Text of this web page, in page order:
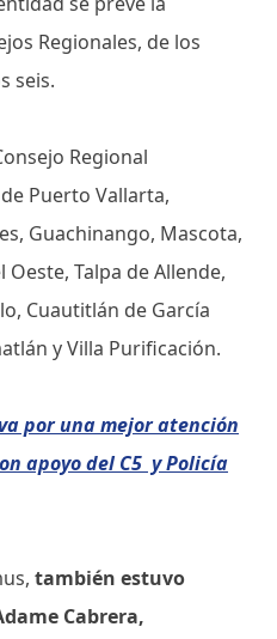
Regionales, de los
seis.
Regional
Puerto Vallarta,
Guachinango, Mascota,
Talpa de Allende,
Cuautitlán de García
y Villa Purificación.
por una mejor atención
apoyo del C5 y Policía
también estuvo
Cabrera,